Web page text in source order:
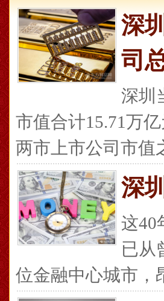
深
司
深圳
市值合计15.71万
两市上市公司市值
深
这40
已从
位金融中心城市，